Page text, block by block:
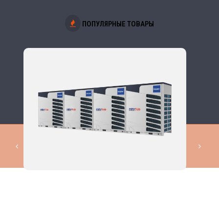
ПОПУЛЯРНЫЕ ТОВАРЫ